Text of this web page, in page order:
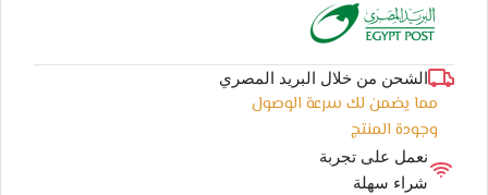
الشحن من خلال البريد المصري
مما يضمن لك سرعة الوصول
وجودة المنتج
نعمل على تجربة
شراء سهلة